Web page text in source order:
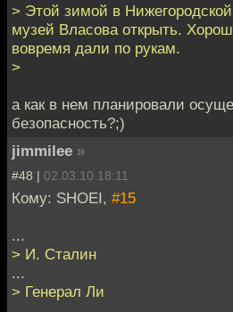
> Этой зимой в
музей Власова открыть.
вовремя дали по рукам.
>
а как в нем планировали
безопасность?;)
jimmilee »
#48 | 02.03.10 18:11
Кому: SHOEI, #15
...
> И. Сталин
...
> Генерал Ли